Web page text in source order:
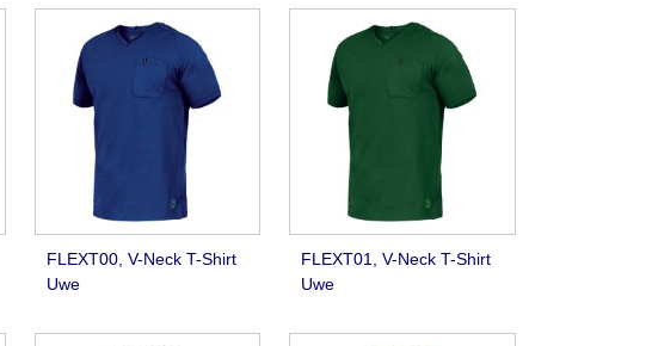
FLEXT00, V-Neck T-Shirt
Uwe
FLEXT01, V-Neck T-Shirt
Uwe